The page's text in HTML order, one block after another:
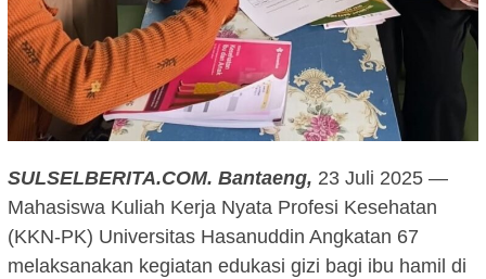
SULSELBERITA.COM. Bantaeng, 23 Juli 2025 —
Mahasiswa Kuliah Kerja Nyata Profesi Kesehatan
(KKN-PK) Universitas Hasanuddin Angkatan 67
melaksanakan kegiatan edukasi gizi bagi ibu hamil di